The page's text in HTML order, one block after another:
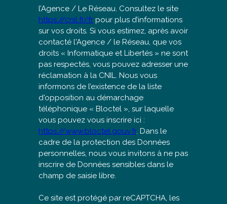
l’Agence / Le Réseau. Consultez le site
https://cnil.fr/fr pour plus d’informations
sur vos droits. Si vous estimez, après avoir
contacté l'Agence / le Réseau, que vos
droits « Informatique et Libertés » ne sont
pas respectés, vous pouvez adresser une
réclamation à la CNIL. Nous vous
informons de l’existence de la liste
d'opposition au démarchage
téléphonique « Bloctel », sur laquelle
vous pouvez vous inscrire ici :
https://www.bloctel.gouv.fr. Dans le
cadre de la protection des Données
personnelles, nous vous invitons à ne pas
inscrire de Données sensibles dans le
champ de saisie libre.
Ce site est protégé par reCAPTCHA, les